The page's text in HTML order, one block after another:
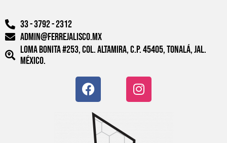
33 - 3792 - 2312
admin@ferrejalisco.mx
Loma Bonita #253, Col. Altamira, C.P. 45405, Tonalá, Jal.
México.
F
a
p
I
n